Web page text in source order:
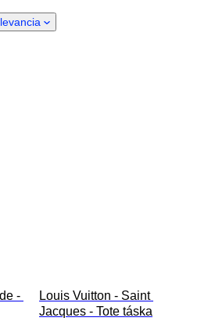
mellékelve
-
Louis Vuitton - Saint
Jacques - Tote táska